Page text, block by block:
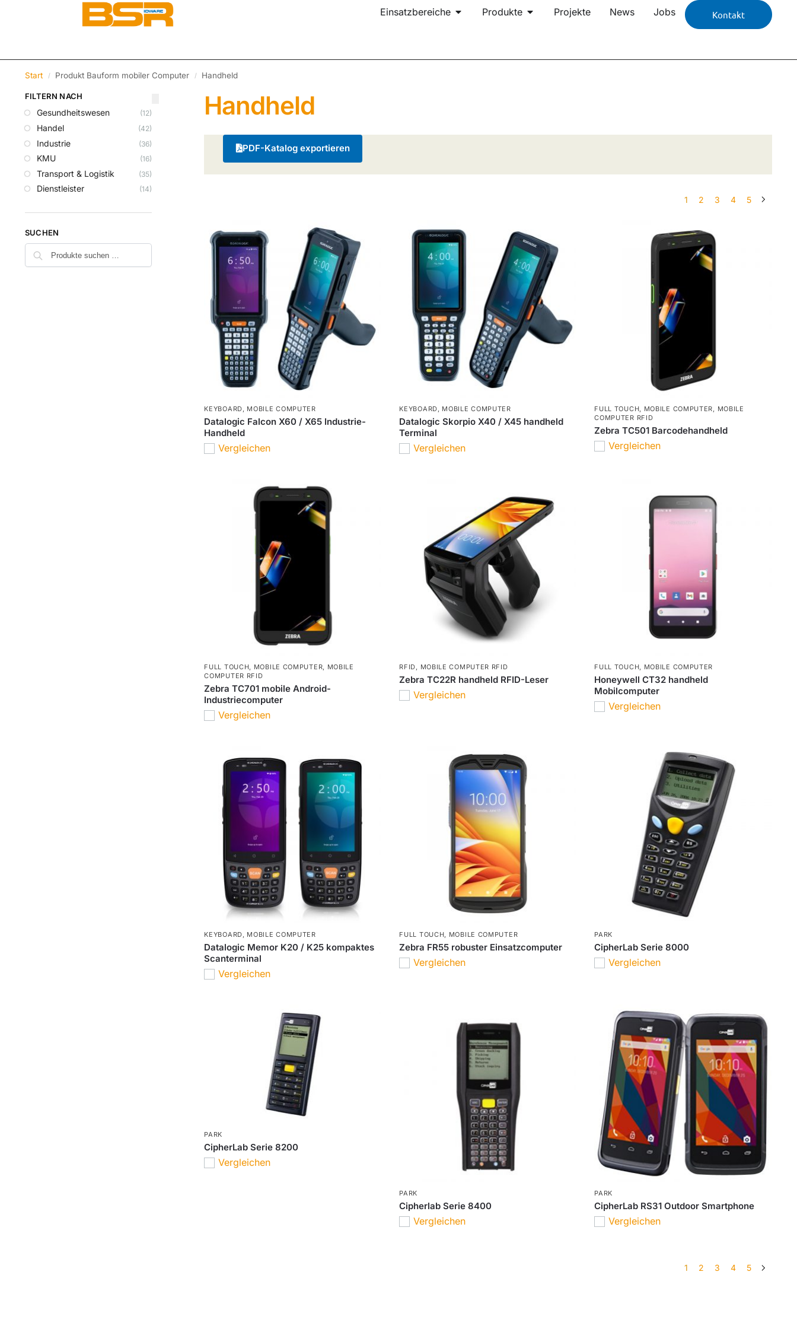
Einsatzbereiche Produkte Projekte News Jobs Kontakt
Start / Produkt Bauform mobiler Computer / Handheld
Handheld
PDF-Katalog exportieren
1 2 3 4 5
KEYBOARD MOBILE COMPUTER
Datalogic Falcon X60 / X65 Industrie-
Handheld
Vergleichen
KEYBOARD MOBILE COMPUTER
Datalogic Skorpio X40 / X45 handheld
Terminal
Vergleichen
FULL TOUCH MOBILE COMPUTER
MOBILE
COMPUTER RFID
Zebra TC501 Barcodehandheld
Vergleichen
FULL TOUCH, MOBILE COMPUTER, MOBILE
COMPUTER RFID
Zebra TC701 mobile Android-
Industriecomputer
Vergleichen
RFID, MOBILE COMPUTER RFID
Zebra TC22R handheld RFID-Leser
Vergleichen
FULL TOUCH, MOBILE COMPUTER
Honeywell CT32 handheld
Mobilcomputer
Vergleichen
KEYBOARD, MOBILE COMPUTER
Datalogic Memor K20 / K25 kompaktes
Scanterminal
Vergleichen
FULL TOUCH, MOBILE COMPUTER
Zebra FR55 robuster Einsatzcomputer
Vergleichen
PARK
CipherLab Serie 8000
Vergleichen
PARK
CipherLab Serie 8200
Vergleichen
PARK
Cipherlab Serie 8400
Vergleichen
PARK
CipherLab RS31 Outdoor Smartphone
Vergleichen
1 2 3 4 5
FILTERN NACH
Gesundheitswesen (12)
Handel (42)
Industrie (36)
KMU (16)
Transport & Logistik (35)
Dienstleister (14)
SUCHEN